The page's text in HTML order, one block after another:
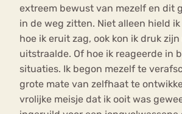
extreem bewust van mezelf en dit
in de weg zitten. Niet alleen hield
hoe ik eruit zag, ook kon ik druk
uitstraalde. Of hoe ik reageerde in
situaties. Ik begon mezelf te
grote mate van zelfhaat te
vrolijke meisje dat ik ooit was